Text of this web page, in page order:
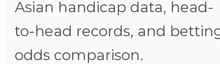
Asian handicap data, head-
to-head records, and
odds comparison.